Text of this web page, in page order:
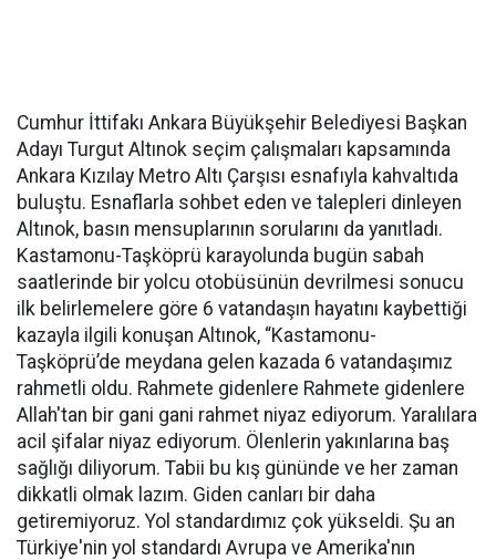
Cumhur İttifakı Ankara Büyükşehir Belediyesi Başkan
Adayı Turgut Altınok seçim çalışmaları kapsamında
Ankara Kızılay Metro Altı Çarşısı esnafıyla kahvaltıda
buluştu. Esnaflarla sohbet eden ve talepleri dinleyen
Altınok, basın mensuplarının sorularını da yanıtladı.
Kastamonu-Taşköprü karayolunda bugün sabah
saatlerinde bir yolcu otobüsünün devrilmesi sonucu
ilk belirlemelere göre 6 vatandaşın hayatını kaybettiği
kazayla ilgili konuşan Altınok, “Kastamonu-
Taşköprü’de meydana gelen kazada 6 vatandaşımız
rahmetli oldu. Rahmete gidenlere Rahmete gidenlere
Allah'tan bir gani gani rahmet niyaz ediyorum. Yaralılara
acil şifalar niyaz ediyorum. Ölenlerin yakınlarına baş
sağlığı diliyorum. Tabii bu kış gününde ve her zaman
dikkatli olmak lazım. Giden canları bir daha
getiremiyoruz. Yol standardımız çok yükseldi. Şu an
Türkiye'nin yol standardı Avrupa ve Amerika'nın